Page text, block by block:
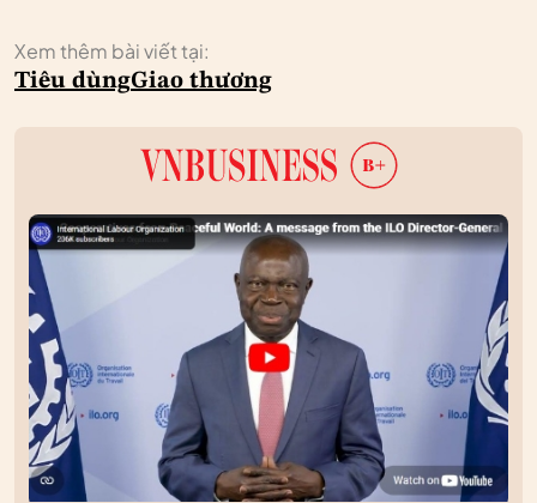
Xem thêm bài viết tại:
Tiêu dùngGiao thương